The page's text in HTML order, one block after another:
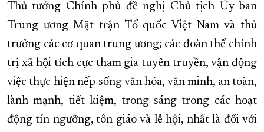
Thủ tướng Chính phủ đề nghị Chủ tịch Ủy ban
Trung ương Mặt trận Tổ quốc Việt Nam và thủ
trưởng các cơ quan trung ương; các đoàn thể chính
trị xã hội tích cực tham gia tuyên truyền, vận động
việc thực hiện nếp sống văn hóa, văn minh, an toàn,
lành mạnh, tiết kiệm, trong sáng trong các hoạt
động tín ngưỡng, tôn giáo và lễ hội, nhất là đối với